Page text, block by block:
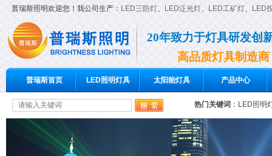
普瑞斯照明欢迎您！我公司生产： LED三防灯、 LED泛光灯、 LED工矿灯、 LED
20年致力于灯具研发创
高品质灯具制造商
普瑞斯首页 LED照明灯具 太阳能灯具 产品中心
热门关键词 ： LED照明